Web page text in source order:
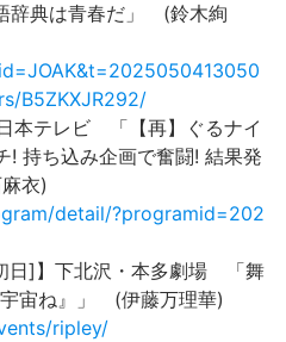
辞典は青春だ」 (鈴木絢
B5ZKXJR292/
テレビ 「【再】ぐるナイ
! 持ち込み企画で奮闘! 結果発
衣)
detail/?programid=202
]】下北沢・本多劇場 「舞
宙ね』」 (伊藤万理華)
ripley/